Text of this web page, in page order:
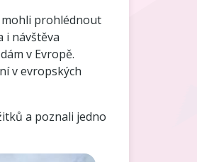
mohli prohlédnout
i návštěva
v Evropě.
v evropských
a poznali jedno